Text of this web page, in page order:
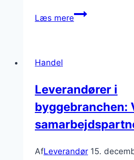
Læs mereLeverandør
du
den
rigtige
Handel
Leverandører i
byggebranchen:
AfLeverandør 15.